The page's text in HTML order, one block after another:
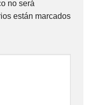
no será
están marcados